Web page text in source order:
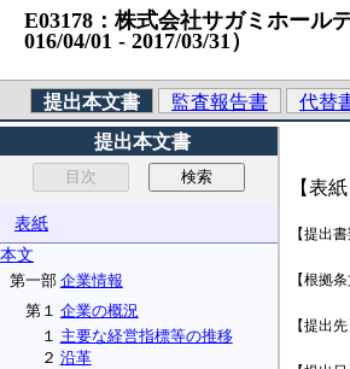
E03178：株式会社サガミホール
016/04/01 ‐ 2017/03/31）
提出本文書 監査報告書
代替
提出本文書